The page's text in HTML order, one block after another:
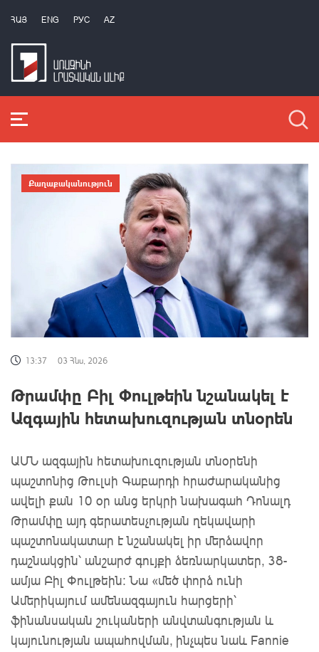
ՀԱՅ ENG РУС AZ
Քաղաքականություն
13:37 03 Հնս, 2026
Թրամփը Բիլ Փուլթեին նշանակել է
Ազգային հետախուզության տնօրեն
ԱՄՆ ազգային հետախուզության տնօրենի
պաշտոնից Թուլսի Գաբարդի հրաժարականից
ավելի քան 10 օր անց երկրի նախագահ Դոնալդ
Թրամփը այդ գերատեսչության ղեկավարի
պաշտոնակատար է նշանակել իր մերձավոր
դաշնակցին՝ անշարժ գույքի ձեռնարկատեր, 38-
ամյա Բիլ Փուլթեին: Նա «մեծ փորձ ունի
Ամերիկայում ամենազգայուն հարցերի՝
ֆինանսական շուկաների անվտանգության և
կայունության ապահովման, ինչպես նաև Fannie